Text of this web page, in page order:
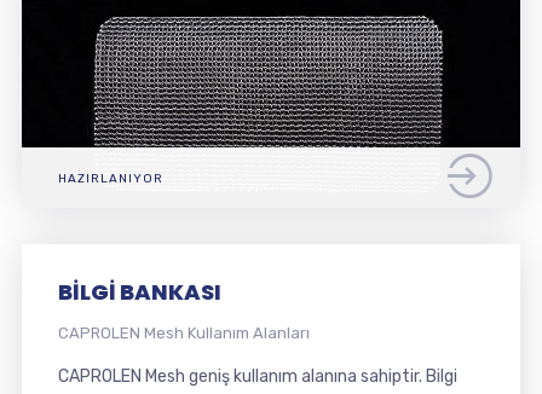
HAZIRLANIYOR
BİLGİ BANKASI
CAPROLEN Mesh Kullanım Alanları
CAPROLEN Mesh geniş kullanım alanına sahiptir. Bilgi